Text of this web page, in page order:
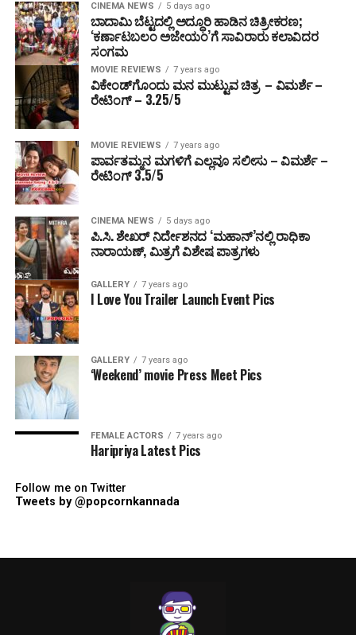
CINEMA NEWS 5 days ago
ಬಾದಾಮಿ ಬೆಟ್ಟದಲ್ಲಿ ಅದ್ಧೂರಿ ಹಾಡಿನ ಚಿತ್ರೀಕರಣ;
‘ಕರ್ಣಾಟಬಲಂ ಅಜೇಯಂ’ಗೆ ಸಾವಿರಾರು ಕಲಾವಿದರ
ಸಂಗಮ
MOVIE REVIEWS 7 years ago
ವಿಕೇಂಡ್‌ಗೊಂದು ಮನ ಮುಟ್ಟುವ ಚಿತ್ರ – ವಿಮರ್ಶೆ –
ರೇಟಿಂಗ್ – 3.25/5
MOVIE REVIEWS 7 years ago
ಪಾರ್ವತಮ್ಮನ ಮಗಳಿಗೆ ಎಲ್ಲವೂ ಸಲೀಸು – ವಿಮರ್ಶೆ –
ರೇಟಿಂಗ್ 3.5/5
CINEMA NEWS 5 days ago
ಪಿ.ಸಿ. ಶೇಖರ್ ನಿರ್ದೇಶನದ ‘ಮಹಾನ್’ನಲ್ಲಿ ರಾಧಿಕಾ
ನಾರಾಯಣ್, ಮಿತ್ರಗೆ ವಿಶೇಷ ಪಾತ್ರಗಳು
GALLERY 7 years ago
I Love You Trailer Launch Event Pics
GALLERY 7 years ago
‘Weekend’ movie Press Meet Pics
FEMALE ACTORS 7 years ago
Haripriya Latest Pics
Follow me on Twitter
Tweets by @popcornkannada